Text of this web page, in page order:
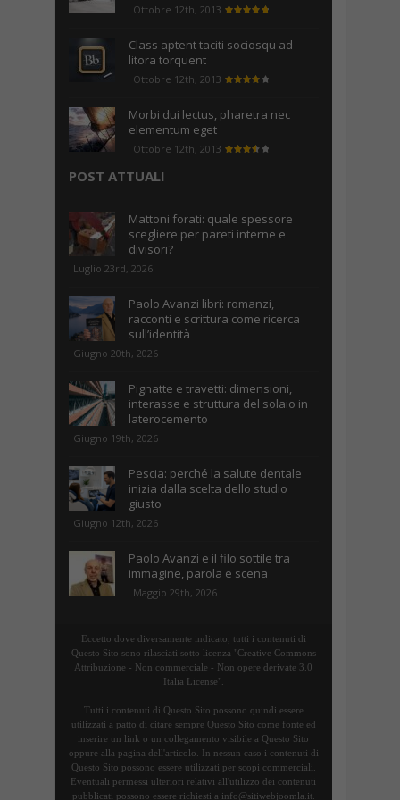
Ottobre 12th, 2013
Class aptent taciti sociosqu ad
litora torquent
Ottobre 12th, 2013
Morbi dui lectus, pharetra nec
elementum eget
Ottobre 12th, 2013
POST ATTUALI
Mattoni forati: quale spessore
scegliere per pareti interne e
divisori?
Luglio 23rd, 2026
Paolo Avanzi libri: romanzi,
racconti e scrittura come ricerca
sull’identità
Giugno 20th, 2026
Pignatte e travetti: dimensioni,
interasse e struttura del solaio in
laterocemento
Giugno 19th, 2026
Pescia: perché la salute dentale
inizia dalla scelta dello studio
giusto
Giugno 12th, 2026
Paolo Avanzi e il filo sottile tra
immagine, parola e scena
Maggio 29th, 2026
Eccetto dove diversamente indicato, tutti i contenuti di
Questo Sito sono rilasciati sotto licenza "Creative Commons
Attribuzione - Non commerciale - Non opere derivate 3.0
Italia License".
Tutti i contenuti di Questo Sito possono quindi essere
utilizzati a patto di citare sempre Questo Sito come fonte ed
inserire un link o un collegamento visibile a Questo Sito
oppure alla pagina dell'articolo. In nessun caso i contenuti di
Questo Sito possono essere utilizzati per scopi commerciali.
Eventuali permessi ulteriori relativi all'utilizzo dei contenuti
pubblicati possono essere richiesti a info@sitiwebjoomla.it.